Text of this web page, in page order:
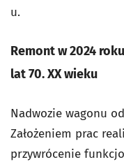
u.
Remont w 2024
lat 70. XX wieku
Nadwozie wagonu
Założeniem prac
przywrócenie